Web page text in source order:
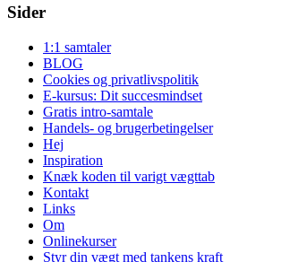
Sider
1:1 samtaler
BLOG
Cookies og privatlivspolitik
E-kursus: Dit succesmindset
Gratis intro-samtale
Handels- og brugerbetingelser
Hej
Inspiration
Knæk koden til varigt vægttab
Kontakt
Links
Om
Onlinekurser
Styr din vægt med tankens kraft